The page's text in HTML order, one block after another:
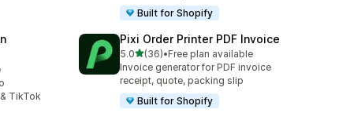
Built for Shopify
TikTok
Pixi Order Printer PDF Invoice
5.05つ星中
(36)
合計レビュー数：36件
•Free plan available
Invoice generator for PDF invoice
receipt, quote, packing slip
Built for Shopify